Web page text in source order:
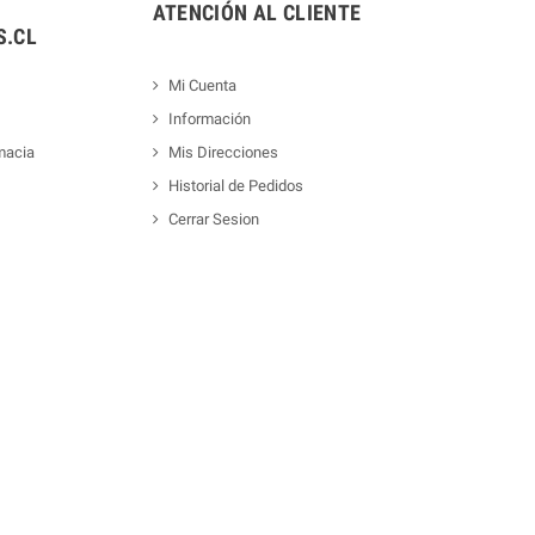
ATENCIÓN AL CLIENTE
Mi Cuenta
Información
Mis Direcciones
Historial de Pedidos
Cerrar Sesion